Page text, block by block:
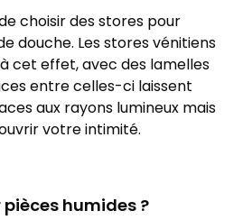
choisir des stores pour
douche. Les stores vénitiens
cet effet, avec des lamelles
entre celles-ci laissent
aux rayons lumineux mais
votre intimité.
humides ?